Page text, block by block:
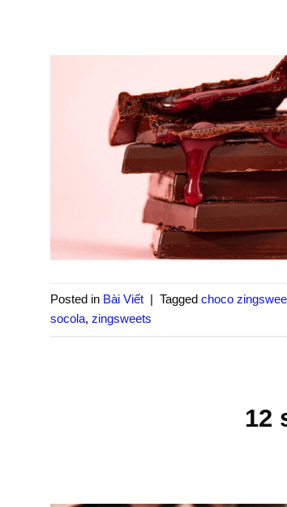
Posted in Bài Viết | Tagged choco
socola, zingsweets
12